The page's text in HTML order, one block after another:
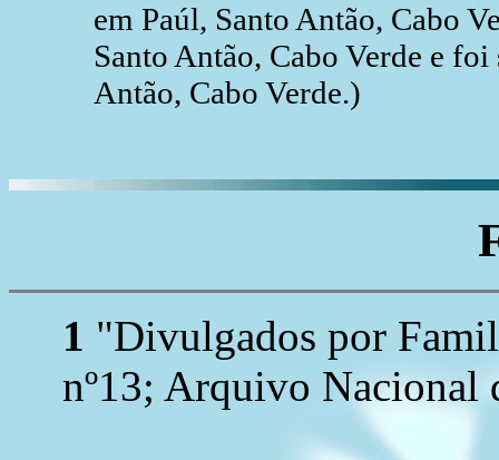
em Paúl, Santo Antão, Cabo
Santo Antão, Cabo Verde e
Antão, Cabo Verde.)
1 "Divulgados por
nº13; Arquivo Nacional